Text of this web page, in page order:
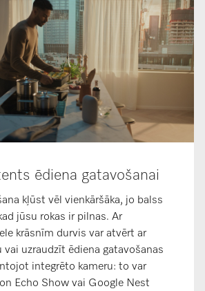
ēdiena gatavošanai
kļūst vēl vienkāršāka, jo balss
jūsu rokas ir pilnas. Ar
krāsnīm durvis var atvērt ar
vai uzraudzīt ēdiena gatavošanas
integrēto kameru: to var
Echo Show vai Google Nest